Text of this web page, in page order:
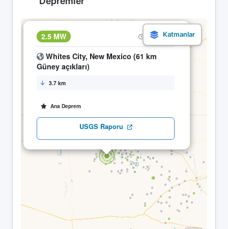
2.5 MW 12.04 22:46
Whites City, New Mexico (61 km
Güney açıkları)
3.7 km
Ana Deprem
USGS Raporu
×